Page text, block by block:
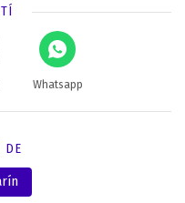
Whatsapp
DE